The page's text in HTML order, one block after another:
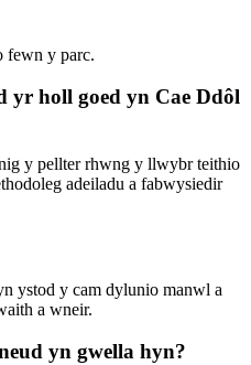
fewn y parc.
yr holl goed yn Cae Ddôl
y pellter rhwng y llwybr teithio
adeiladu a fabwysiedir
ystod y cam dylunio manwl a
a wneir.
yn gwella hyn?